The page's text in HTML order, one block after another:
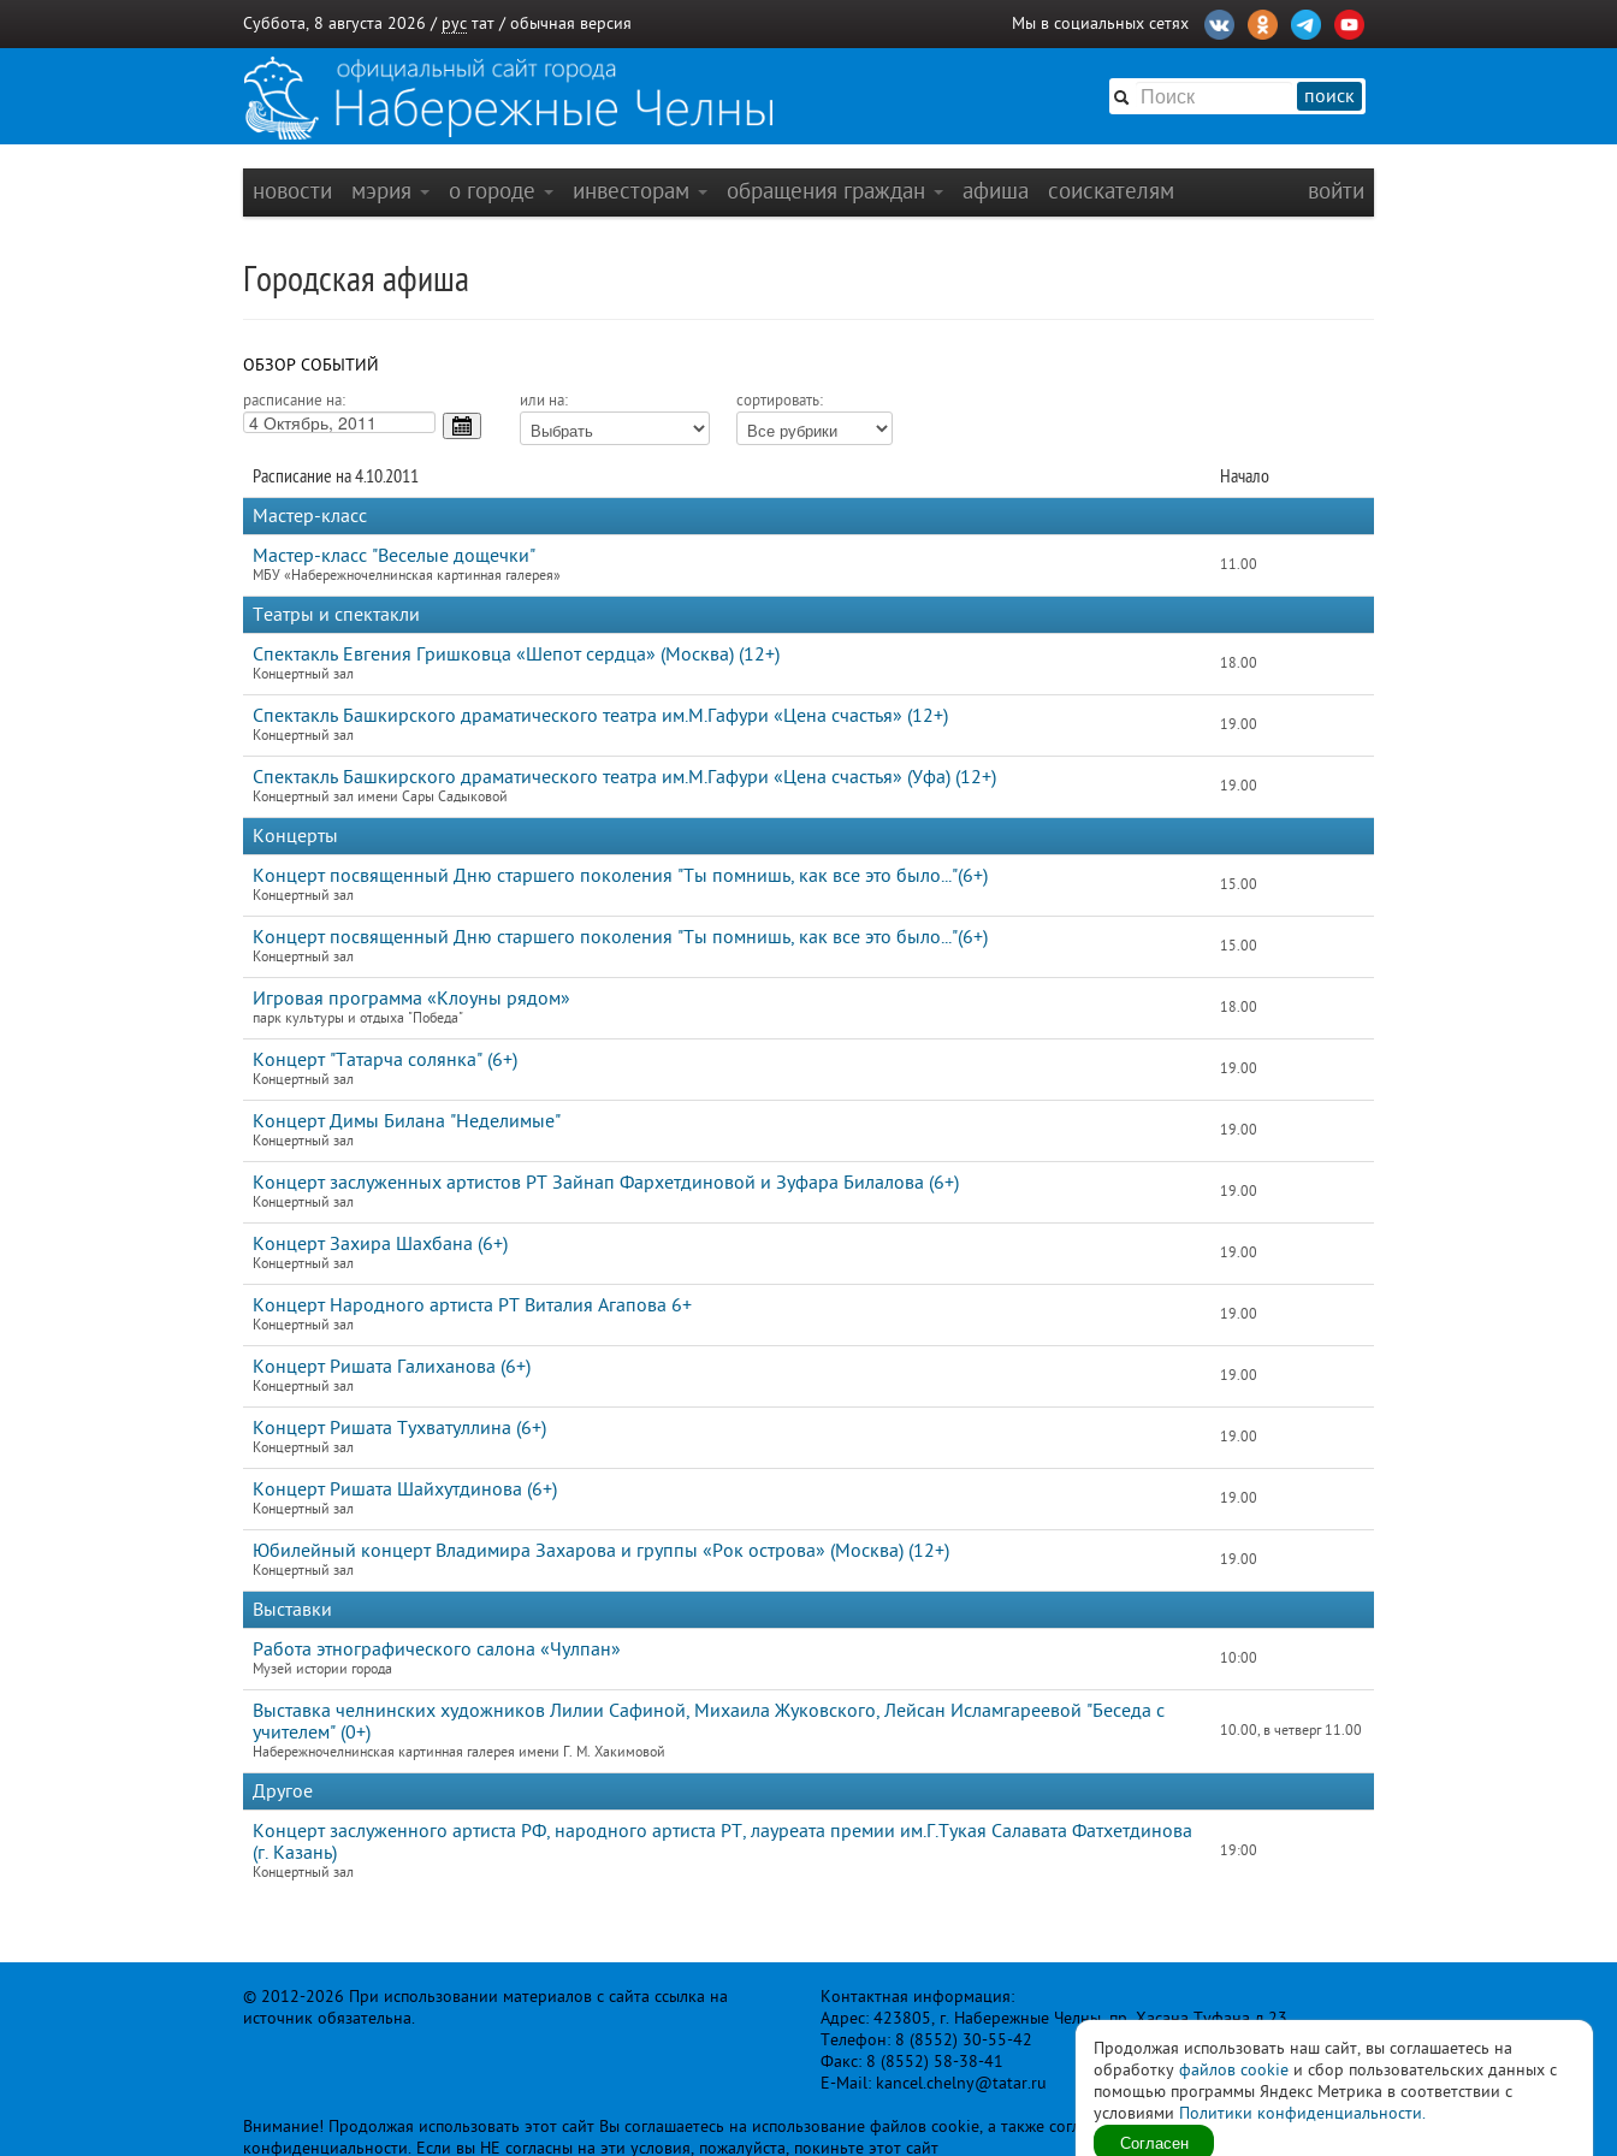
Продолжая использовать наш сайт, вы соглашаетесь на
обработку файлов cookie и сбор пользовательских данных с
помощью программы Яндекс Метрика в соответствии с
условиями Политики конфиденциальности.
Согласен
Суббота, 8 августа 2026 / рус тат / обычная версия Мы в социальных сетях
поиск
новости мэрия о городе инвесторам обращения граждан афиша соискателям войти
Городская афиша
ОБЗОР СОБЫТИЙ
расписание на: или на: сортировать:
Расписание на 4.10.2011
Начало
Мастер-класс
Мастер-класс "Веселые дощечки"
МБУ «Набережночелнинская картинная галерея»
11.00
Театры и спектакли
Спектакль Евгения Гришковца «Шепот сердца» (Москва) (12+)
Концертный зал
18.00
Спектакль Башкирского драматического театра им.М.Гафури «Цена счастья» (12+)
Концертный зал
19.00
Спектакль Башкирского драматического театра им.М.Гафури «Цена счастья» (Уфа) (12+)
Концертный зал имени Сары Садыковой
19.00
Концерты
Концерт посвященный Дню старшего поколения "Ты помнишь, как все это было..."(6+)
Концертный зал
15.00
Концерт посвященный Дню старшего поколения "Ты помнишь, как все это было..."(6+)
Концертный зал
15.00
Игровая программа «Клоуны рядом»
парк культуры и отдыха "Победа"
18.00
Концерт "Татарча солянка" (6+)
Концертный зал
19.00
Концерт Димы Билана "Неделимые"
Концертный зал
19.00
Концерт заслуженных артистов РТ Зайнап Фархетдиновой и Зуфара Билалова (6+)
Концертный зал
19.00
Концерт Захира Шахбана (6+)
Концертный зал
19.00
Концерт Народного артиста РТ Виталия Агапова 6+
Концертный зал
19.00
Концерт Ришата Галиханова (6+)
Концертный зал
19.00
Концерт Ришата Тухватуллина (6+)
Концертный зал
19.00
Концерт Ришата Шайхутдинова (6+)
Концертный зал
19.00
Юбилейный концерт Владимира Захарова и группы «Рок острова» (Москва) (12+)
Концертный зал
19.00
Выставки
Работа этнографического салона «Чулпан»
Музей истории города
10:00
Выставка челнинских художников Лилии Сафиной, Михаила Жуковского, Лейсан Исламгареевой "Беседа с
учителем" (0+)
Набережночелнинская картинная галерея имени Г. М. Хакимовой
10.00, в четверг 11.00
Другое
Концерт заслуженного артиста РФ, народного артиста РТ, лауреата премии им.Г.Тукая Салавата Фатхетдинова
(г. Казань)
Концертный зал
19:00
© 2012-2026 При использовании материалов с сайта ссылка на
источник обязательна.
Контактная информация:
Адрес: 423805, г. Набережные Челны, пр. Хасана Туфана д.23
Телефон: 8 (8552) 30-55-42
Факс: 8 (8552) 58-38-41
E-Mail: kancel.chelny@tatar.ru
Внимание! Продолжая использовать этот сайт Вы соглашаетесь на использование файлов cookie, а также согласны сполитикой
конфиденциальности. Если вы НЕ согласны на эти условия, пожалуйста, покиньте этот сайт